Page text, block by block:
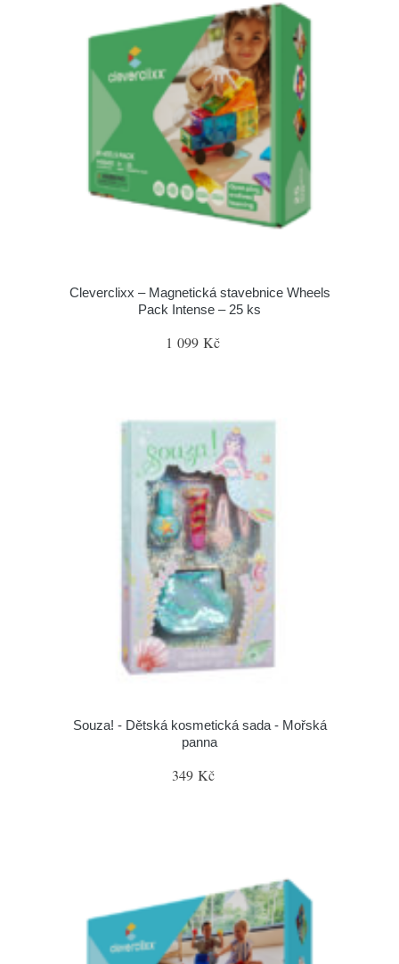
Cleverclixx – Magnetická stavebnice Wheels
Pack Intense – 25 ks
1 099 Kč
Souza! - Dětská kosmetická sada - Mořská
panna
349 Kč